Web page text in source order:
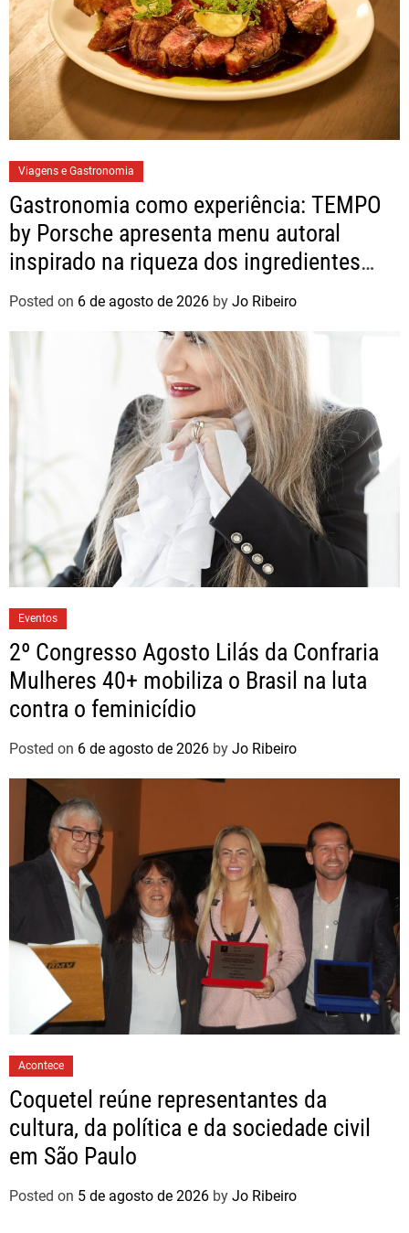
Viagens e Gastronomia
Gastronomia como experiência: TEMPO
by Porsche apresenta menu autoral
inspirado na riqueza dos ingredientes
brasileiros
Posted on 6 de agosto de 2026 by Jo Ribeiro
Eventos
2º Congresso Agosto Lilás da Confraria
Mulheres 40+ mobiliza o Brasil na luta
contra o feminicídio
Posted on 6 de agosto de 2026 by Jo Ribeiro
Acontece
Coquetel reúne representantes da
cultura, da política e da sociedade civil
em São Paulo
Posted on 5 de agosto de 2026 by Jo Ribeiro